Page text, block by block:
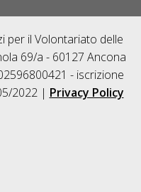
per il Volontariato delle
69/a - 60127 Ancona
- iscrizione
2022 | Privacy Policy